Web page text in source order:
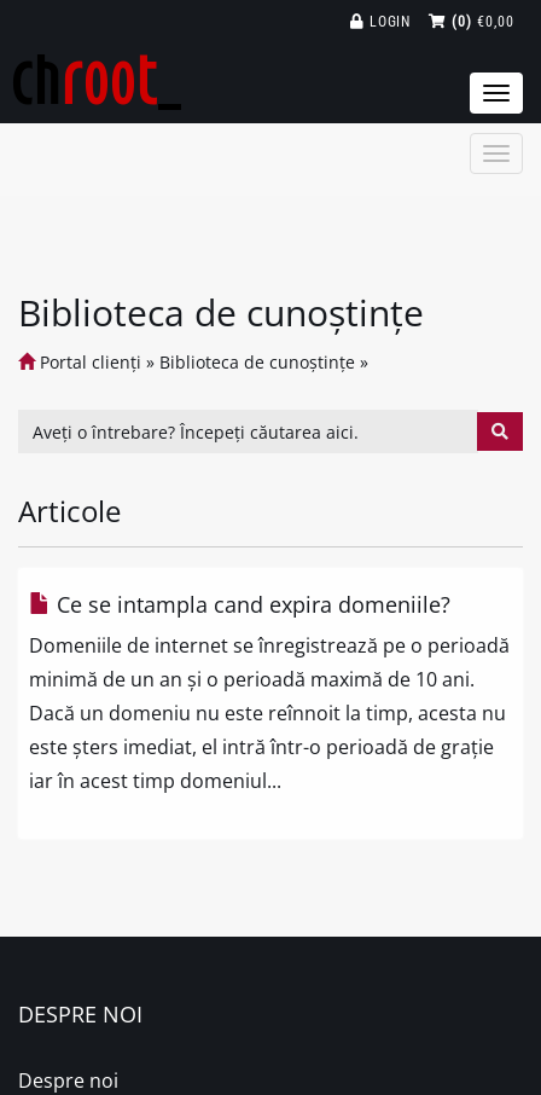
(0) €0,00
LOGIN
Biblioteca de cunoștințe
Portal clienți » Biblioteca de cunoștințe »
Articole
Ce se intampla cand expira domeniile?
Domeniile de internet se înregistrează pe o perioadă
minimă de un an și o perioadă maximă de 10 ani.
Dacă un domeniu nu este reînnoit la timp, acesta nu
este șters imediat, el intră într-o perioadă de grație
iar în acest timp domeniul...
DESPRE NOI
Despre noi